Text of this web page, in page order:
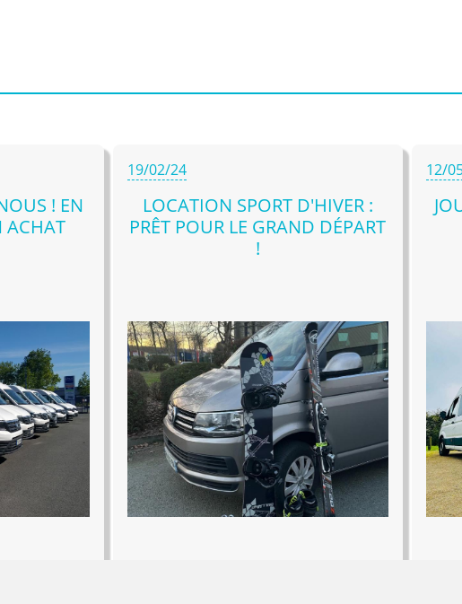
! EN
ACHAT
19/02/24
LOCATION SPORT D'HIVER :
PRÊT POUR LE GRAND DÉPART
!
12/